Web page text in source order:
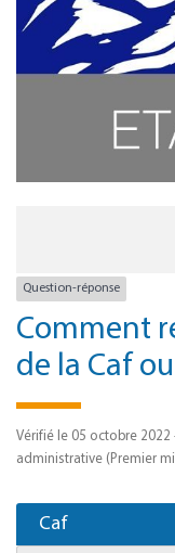
Question-réponse
Comment
de la Caf
Vérifié le 05 octobre
administrative (Premier
Caf